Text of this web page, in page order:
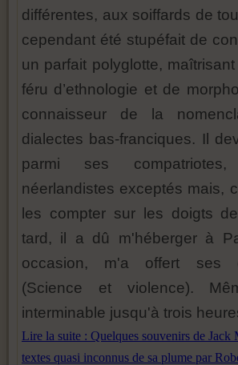
différentes, aux soiffards de
cependant été stupéfait de
un parfait polyglotte,
féru d’ethnologie et de
connaisseur de la
dialectes bas-franciques. Il
parmi ses compatriotes,
néerlandistes exceptés mais,
les compter sur les doigts
tard, il a dû m'héberger à
occasion, m'a offert ses
(Science et violence).
interminable jusqu'à trois
Lire la suite : Quelques souvenirs de Jack
textes quasi inconnus de sa plume par